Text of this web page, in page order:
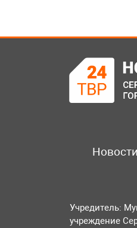
Новости
Учредитель:
учреждение